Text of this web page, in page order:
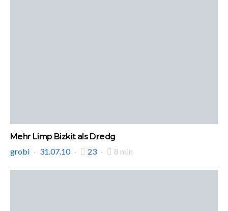
Mehr Limp Bizkit als Dredg
grobi
31.07.10 23 8 min